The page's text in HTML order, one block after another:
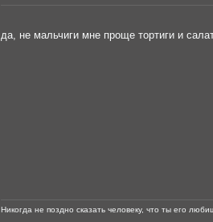
да, не мальчиги мне проще тортиги и
Никогда не поздно сказать человеку, что ты его